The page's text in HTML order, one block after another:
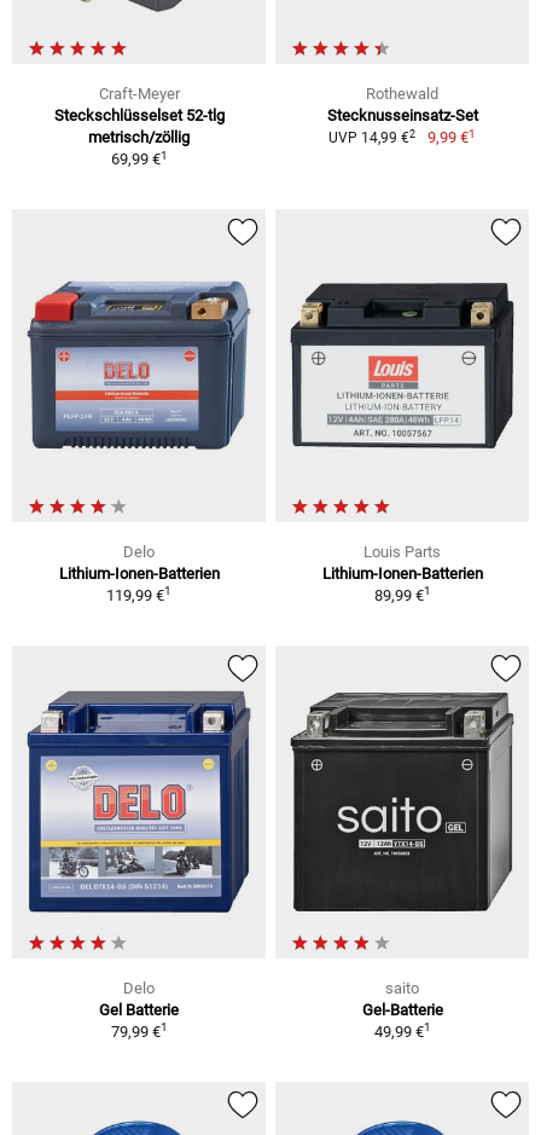
Craft-Meyer
Steckschlüsselset 52-tlg
metrisch/zöllig
69,99 €1
Rothewald
Stecknusseinsatz-Set
UVP 14,99 €2 9,99 €1
Delo
Lithium-Ionen-Batterien
119,99 €1
Louis Parts
Lithium-Ionen-Batterien
89,99 €1
Delo
Gel Batterie
79,99 €1
saito
Gel-Batterie
49,99 €1